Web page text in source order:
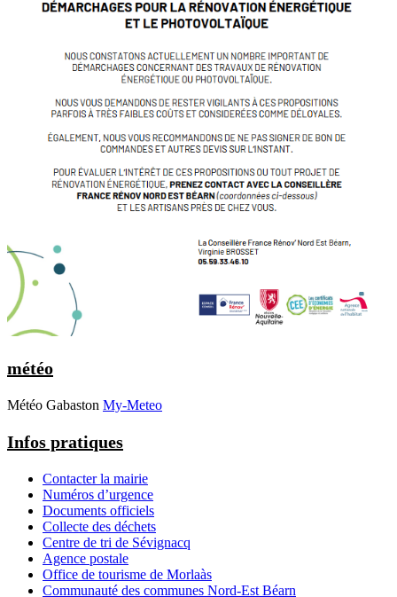
météo
Météo Gabaston My-Meteo
Infos pratiques
Contacter la mairie
Numéros d’urgence
Documents officiels
Collecte des déchets
Centre de tri de Sévignacq
Agence postale
Office de tourisme de Morlaàs
Communauté des communes Nord-Est Béarn